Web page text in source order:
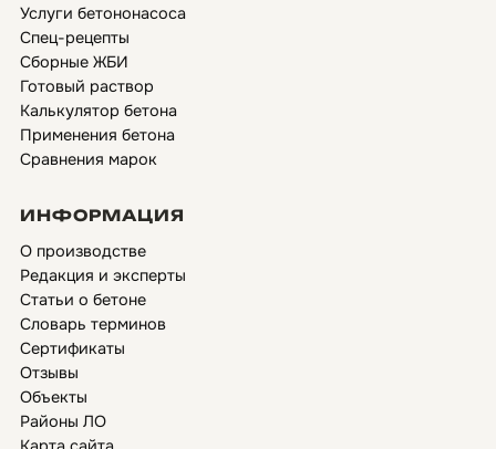
Услуги бетононасоса
Спец-рецепты
Сборные ЖБИ
Готовый раствор
Калькулятор бетона
Применения бетона
Сравнения марок
ИНФОРМАЦИЯ
О производстве
Редакция и эксперты
Статьи о бетоне
Словарь терминов
Сертификаты
Отзывы
Объекты
Районы ЛО